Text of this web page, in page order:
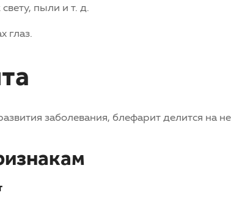
пыли и т. д.
глаз.
заболевания, блефарит делится на